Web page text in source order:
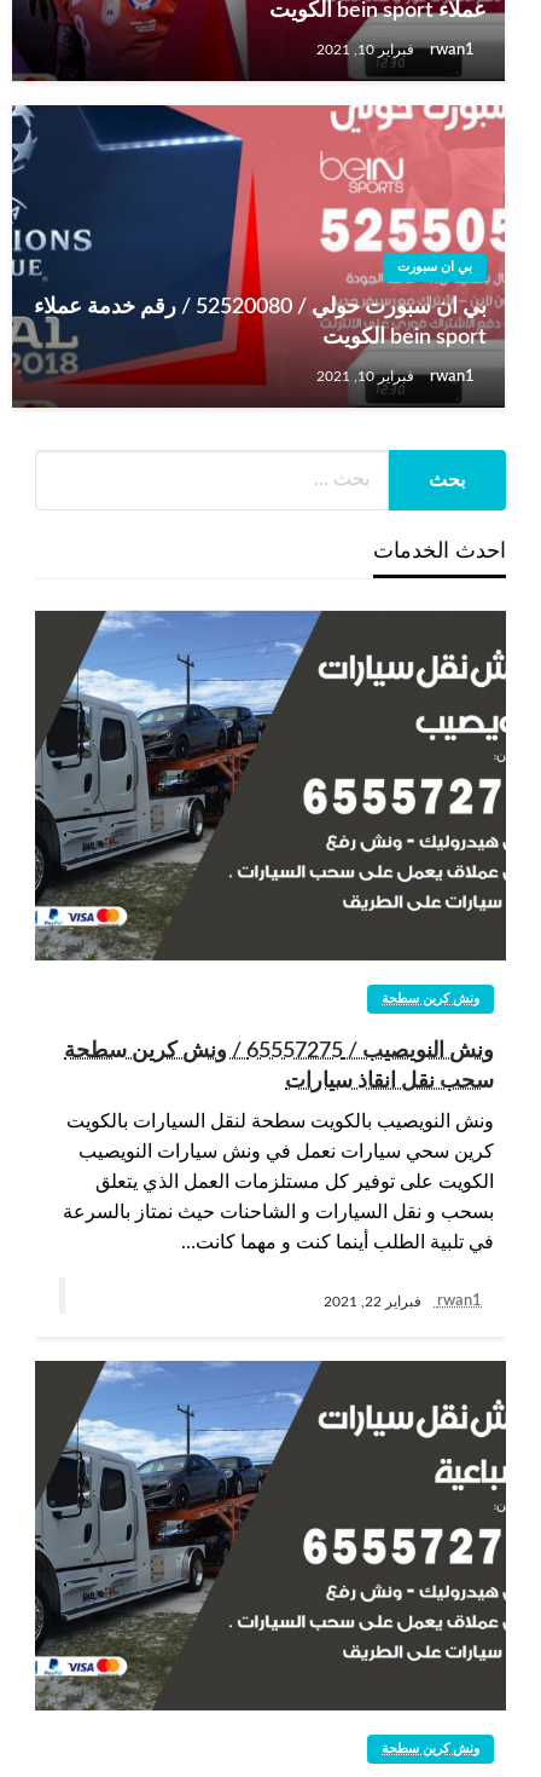
عملاء bein sport الكويت
rwan1 فبراير 10, 2021
بي ان سبورت
بي ان سبورت حولي / 52520080 / رقم خدمة عملاء
bein sport الكويت
rwan1 فبراير 10, 2021
احدث الخدمات
ونش كرين سطحة
ونش النويصيب / 65557275 / ونش كرين سطحة
سحب نقل انقاذ سيارات
ونش النويصيب بالكويت سطحة لنقل السيارات بالكويت
كرين سحي سيارات نعمل في ونش سيارات النويصيب
الكويت على توفير كل مستلزمات العمل الذي يتعلق
بسحب و نقل السيارات و الشاحنات حيث نمتاز بالسرعة
في تلبية الطلب أينما كنت و مهما كانت…
rwan1 فبراير 22, 2021
ونش كرين سطحة